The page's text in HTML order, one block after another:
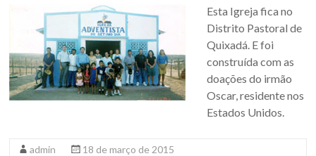
Esta Igreja fica no
Distrito Pastoral de
Quixadá. E foi
construída com as
doações do irmão
Oscar, residente nos
Estados Unidos.
admin
18 de março de 2015